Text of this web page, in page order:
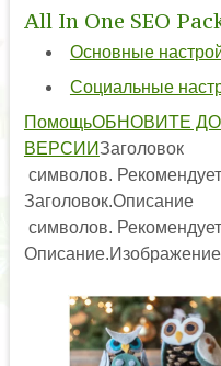
All In One SEO
Основные
Социальные
ПомощьОБНОВИТЕ
ВЕРСИИЗаголовок
символов.
Заголовок.Описание
символов.
Описание.Изображение